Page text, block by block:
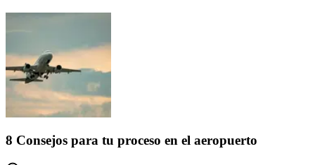
8 Consejos para tu proceso en el aeropuerto